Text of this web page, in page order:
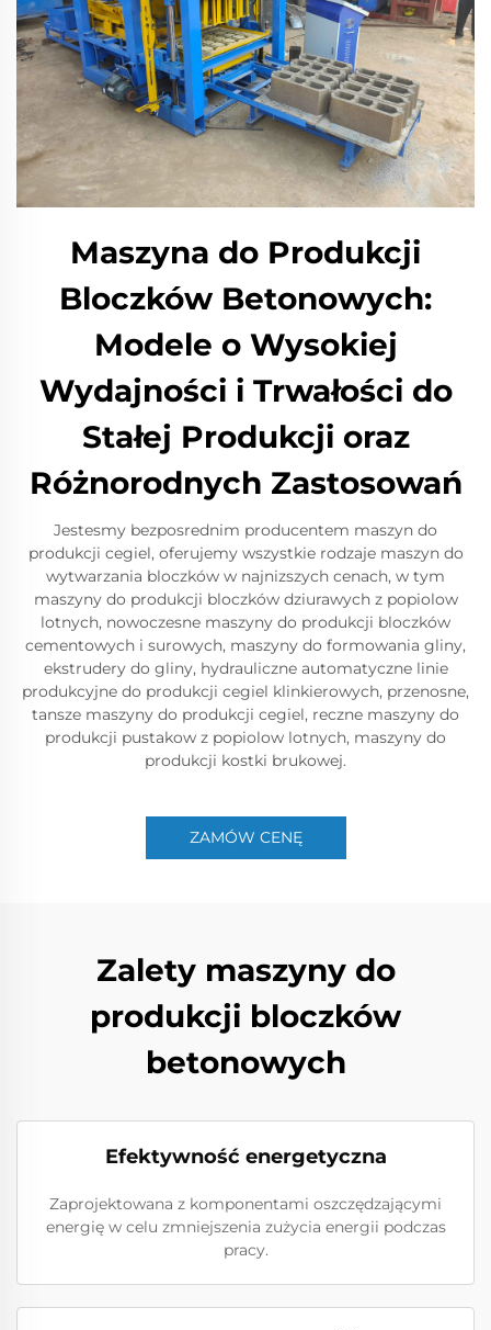
Maszyna do Produkcji
Bloczków Betonowych:
Modele o Wysokiej
Wydajności i Trwałości do
Stałej Produkcji oraz
Różnorodnych Zastosowań
Jestesmy bezposrednim producentem maszyn do
produkcji cegiel, oferujemy wszystkie rodzaje maszyn do
wytwarzania bloczków w najnizszych cenach, w tym
maszyny do produkcji bloczków dziurawych z popiolow
lotnych, nowoczesne maszyny do produkcji bloczków
cementowych i surowych, maszyny do formowania gliny,
ekstrudery do gliny, hydrauliczne automatyczne linie
produkcyjne do produkcji cegiel klinkierowych, przenosne,
tansze maszyny do produkcji cegiel, reczne maszyny do
produkcji pustakow z popiolow lotnych, maszyny do
produkcji kostki brukowej.
ZAMÓW CENĘ
Zalety maszyny do
produkcji bloczków
betonowych
Efektywność energetyczna
Zaprojektowana z komponentami oszczędzającymi
energię w celu zmniejszenia zużycia energii podczas
pracy.